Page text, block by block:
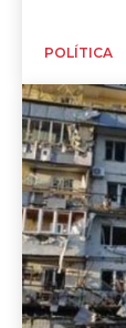
POLÍTICA